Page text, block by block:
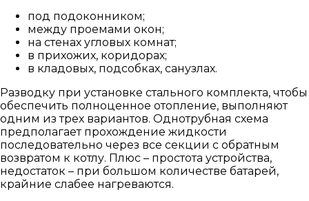
под подоконником;
между проемами окон;
на стенах угловых комнат;
в прихожих, коридорах;
в кладовых, подсобках, санузлах.
Разводку при установке стального комплекта, чтобы
обеспечить полноценное отопление, выполняют
одним из трех вариантов. Однотрубная схема
предполагает прохождение жидкости
последовательно через все секции с обратным
возвратом к котлу. Плюс – простота устройства,
недостаток – при большом количестве батарей,
крайние слабее нагреваются.